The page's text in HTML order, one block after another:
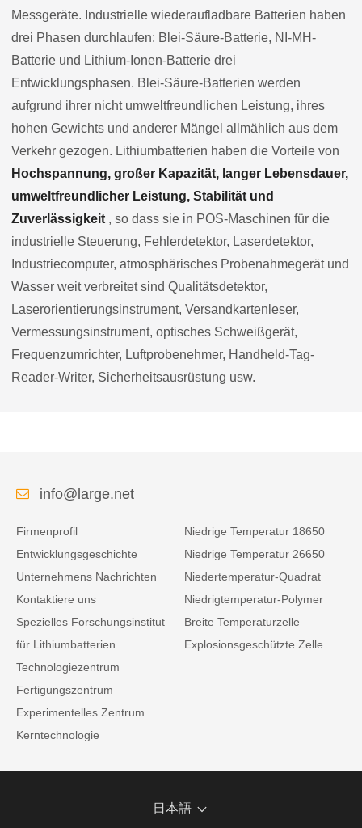
Messgeräte. Industrielle wiederaufladbare Batterien haben
drei Phasen durchlaufen: Blei-Säure-Batterie, NI-MH-
Batterie und Lithium-Ionen-Batterie drei
Entwicklungsphasen. Blei-Säure-Batterien werden
aufgrund ihrer nicht umweltfreundlichen Leistung, ihres
hohen Gewichts und anderer Mängel allmählich aus dem
Verkehr gezogen. Lithiumbatterien haben die Vorteile von
Hochspannung, großer Kapazität, langer Lebensdauer,
umweltfreundlicher Leistung, Stabilität und
Zuverlässigkeit , so dass sie in POS-Maschinen für die
industrielle Steuerung, Fehlerdetektor, Laserdetektor,
Industriecomputer, atmosphärisches Probenahmegerät und
Wasser weit verbreitet sind Qualitätsdetektor,
Laserorientierungsinstrument, Versandkartenleser,
Vermessungsinstrument, optisches Schweißgerät,
Frequenzumrichter, Luftprobenehmer, Handheld-Tag-
Reader-Writer, Sicherheitsausrüstung usw.
info@large.net
Firmenprofil
Entwicklungsgeschichte
Unternehmens Nachrichten
Kontaktiere uns
Spezielles Forschungsinstitut
für Lithiumbatterien
Technologiezentrum
Fertigungszentrum
Experimentelles Zentrum
Kerntechnologie
Niedrige Temperatur 18650
Niedrige Temperatur 26650
Niedertemperatur-Quadrat
Niedrigtemperatur-Polymer
Breite Temperaturzelle
Explosionsgeschützte Zelle
日本語